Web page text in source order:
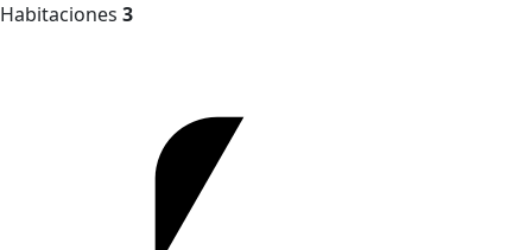
Habitaciones 3